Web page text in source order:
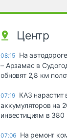
Центр
08:15 На
– Арзамас в
обновят 2,8 км
07:19 КАЗ нарастит
аккумуляторов на
инвестициям в 380
07:06 На ремонт